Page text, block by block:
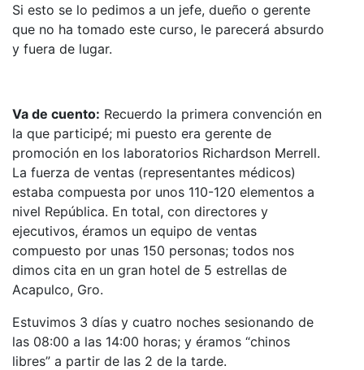
Si esto se lo pedimos a un jefe, dueño o gerente
que no ha tomado este curso, le parecerá absurdo
y fuera de lugar.
Va de cuento: Recuerdo la primera convención en
la que participé; mi puesto era gerente de
promoción en los laboratorios Richardson Merrell.
La fuerza de ventas (representantes médicos)
estaba compuesta por unos 110-120 elementos a
nivel República. En total, con directores y
ejecutivos, éramos un equipo de ventas
compuesto por unas 150 personas; todos nos
dimos cita en un gran hotel de 5 estrellas de
Acapulco, Gro.
Estuvimos 3 días y cuatro noches sesionando de
las 08:00 a las 14:00 horas; y éramos “chinos
libres” a partir de las 2 de la tarde.